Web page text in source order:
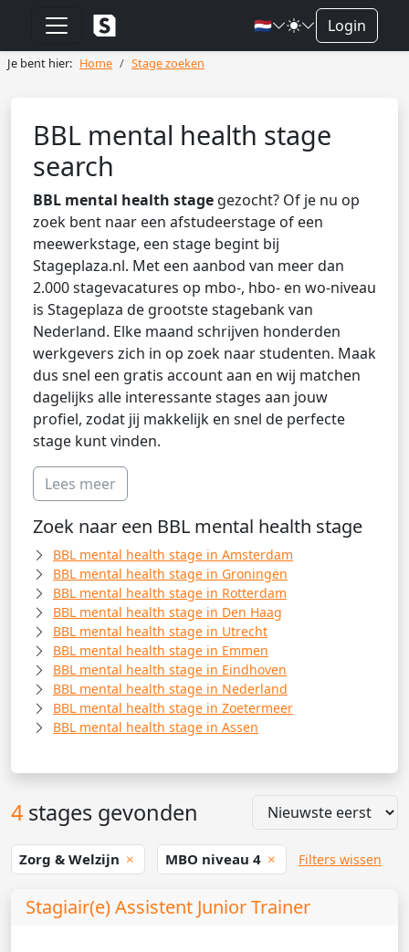
🇳🇱 Login
Je bent hier: Home Stage zoeken
BBL mental health stage
search
BBL mental health stage gezocht? Of je nu op
zoek bent naar een afstudeerstage of een
meewerkstage, een stage begint bij
Stageplaza.nl. Met een aanbod van meer dan
2.000 stagevacatures op mbo-, hbo- en wo-niveau
is Stageplaza de grootste stagebank van
Nederland. Elke maand schrijven honderden
werkgevers zich in op zoek naar studenten. Maak
dus snel een gratis account aan en wij matchen
dagelijks alle interessante stages aan jouw
profiel, zodat jij makkelijk en snel de perfecte
stage kunt vinden.
Lees meer
Zoek naar een BBL mental health stage
BBL mental health stage in Amsterdam
BBL mental health stage in Groningen
BBL mental health stage in Rotterdam
BBL mental health stage in Den Haag
BBL mental health stage in Utrecht
BBL mental health stage in Emmen
BBL mental health stage in Eindhoven
BBL mental health stage in Nederland
BBL mental health stage in Zoetermeer
BBL mental health stage in Assen
4 stages gevonden
Zorg & Welzijn MBO niveau 4 Filters wissen
Stagiair(e) Assistent Junior Trainer